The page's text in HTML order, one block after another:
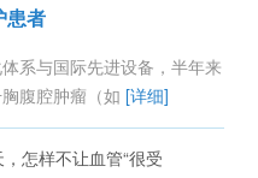
患者
系与国际先进设备，半年来
腹腔肿瘤（如 [详细]
怎样不让血管“很受